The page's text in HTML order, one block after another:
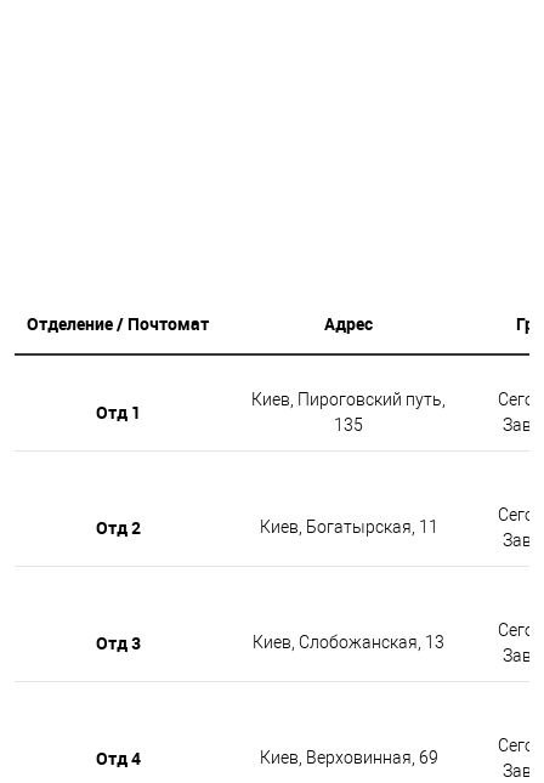
Отделение / Почтомат Адрес
Отд 1
Киев, Пироговский путь,
135
Отд 2 Киев, Богатырская, 11
Отд 3 Киев, Слобожанская, 13
Отд 4 Киев, Верховинная, 69